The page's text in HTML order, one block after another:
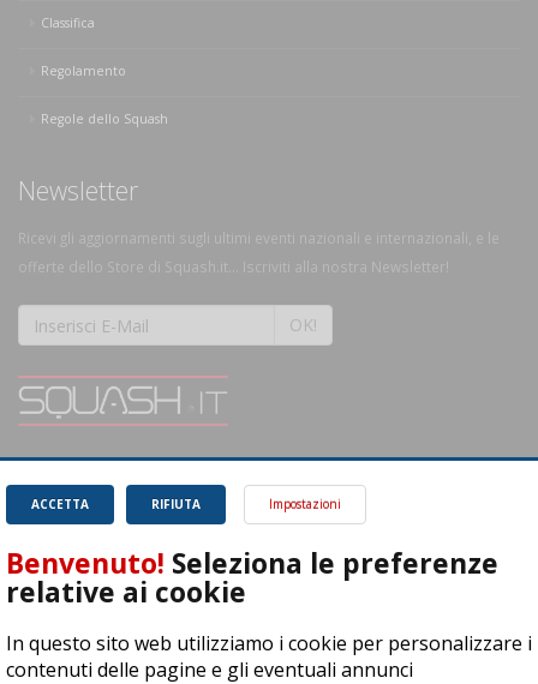
Classifica
Regolamento
Regole dello Squash
Newsletter
Ricevi gli aggiornamenti sugli ultimi eventi nazionali e internazionali, e le
offerte dello Store di Squash.it... Iscriviti alla nostra Newsletter!
OK!
magnifico sport.
Leggi
RIFIUTA
ACCETTA Impostazioni
Benvenuto! Seleziona le preferenze
relative ai cookie
In questo sito web utilizziamo i cookie per personalizzare i
contenuti delle pagine e gli eventuali annunci
ASD Let's Sport - Via T. Olivelli 3, 25014 Castenedolo (BS) - P. Iva:
04278030988